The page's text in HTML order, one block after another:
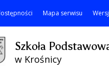
Mapa serwisu
Szkoła
w Krośnicy